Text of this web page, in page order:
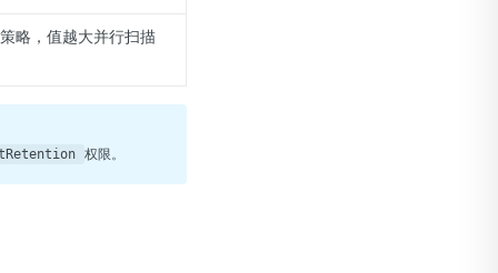
略，值越大并行扫描
权限。